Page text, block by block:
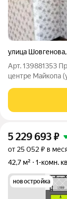
улица Шовгенова,
Арт. 139881353
центре Майкопа (ул.
Квартира с
плита Ariston,
5 229 693₽
от 25 052 ₽ в
42,7 м²
1-комн.
новостройка